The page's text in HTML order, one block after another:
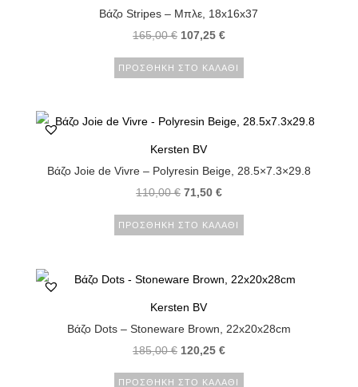
Βάζο Stripes – Μπλε, 18x16x37
165,00€ 107,25 €
ΠΡΟΣΘΉΚΗ ΣΤΟ ΚΑΛΆΘΙ
Kersten BV
Βάζο Joie de Vivre – Polyresin Beige, 28.5×7.3×29.8
110,00€ 71,50 €
ΠΡΟΣΘΉΚΗ ΣΤΟ ΚΑΛΆΘΙ
Kersten BV
Βάζο Dots – Stoneware Brown, 22x20x28cm
185,00€ 120,25 €
ΠΡΟΣΘΉΚΗ ΣΤΟ ΚΑΛΆΘΙ